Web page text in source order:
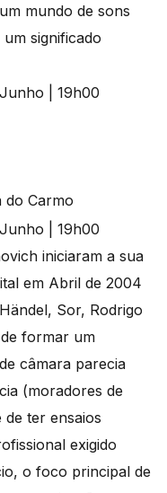
mundo de sons
significado
do Carmo
iniciaram a sua
em Abril de 2004
Sor, Rodrigo
formar um
câmara parecia
(moradores de
de ter ensaios
exigido
o foco principal de